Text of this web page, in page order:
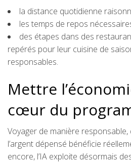
la distance quotidienne
les temps de repos
des étapes dans des
repérés pour leur cuisine de
responsables.
Mettre
cœur du
Voyager de manière responsable,
l’argent dépensé bénéficie
encore, l’IA exploite désormais